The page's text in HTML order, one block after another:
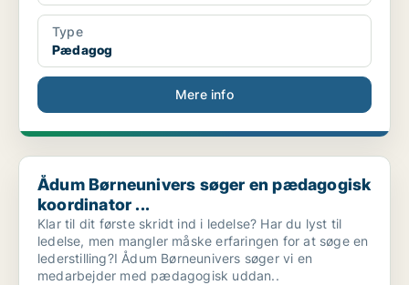
Type
Pædagog
Mere info
Ådum Børneunivers søger en pædagogisk koordinator ...
Ådum Børneunivers søger en pædagogisk
koordinator ...
Klar til dit første skridt ind i ledelse? Har du lyst til
ledelse, men mangler måske erfaringen for at søge en
lederstilling?I Ådum Børneunivers søger vi en
medarbejder med pædagogisk uddan..